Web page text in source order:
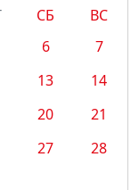
СБ
ВС
6
7
13
14
20
21
27
28